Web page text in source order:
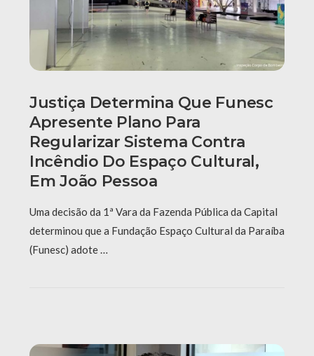
Justiça Determina Que Funesc
Apresente Plano Para
Regularizar Sistema Contra
Incêndio Do Espaço Cultural,
Em João Pessoa
Uma decisão da 1ª Vara da Fazenda Pública da Capital
determinou que a Fundação Espaço Cultural da Paraíba
(Funesc) adote …